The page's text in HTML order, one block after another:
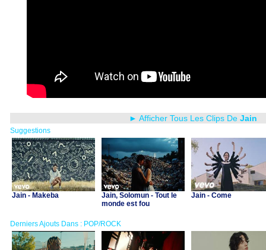
► Afficher Tous Les Clips De Jain
Suggestions
Jain - Makeba
Jain, Solomun - Tout le
monde est fou
Jain - Come
Derniers Ajouts Dans : POP/ROCK